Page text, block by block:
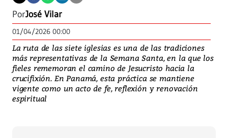
PorJosé Vilar
01/04/2026 00:00
La ruta de las siete iglesias es una de las tradiciones
más representativas de la Semana Santa, en la que los
fieles rememoran el camino de Jesucristo hacia la
crucifixión. En Panamá, esta práctica se mantiene
vigente como un acto de fe, reflexión y renovación
espiritual